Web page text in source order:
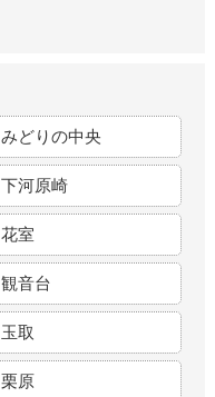
みどりの中央
下河原崎
花室
観音台
玉取
栗原